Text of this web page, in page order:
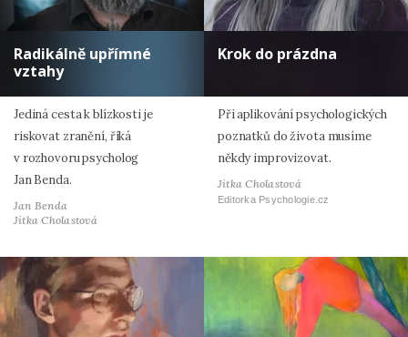
Radikálně upřímné
vztahy
Jediná cesta k blízkosti je
riskovat zranění, říká
v rozhovoru psycholog
Jan Benda.
Jan Benda
Jitka Cholastová
Krok do prázdna
Při aplikování psychologických
poznatků do života musíme
někdy improvizovat.
Jitka Cholastová
Editorka Psychologie.cz